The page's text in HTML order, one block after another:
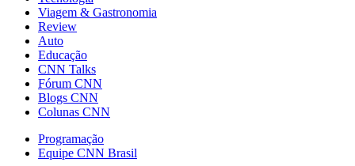
Viagem & Gastronomia
Review
Auto
Educação
CNN Talks
Fórum CNN
Blogs CNN
Colunas CNN
Programação
Equipe CNN Brasil